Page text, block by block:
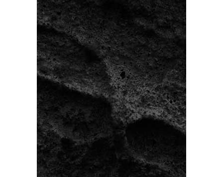
404–
PAGE
NOT
FOUND